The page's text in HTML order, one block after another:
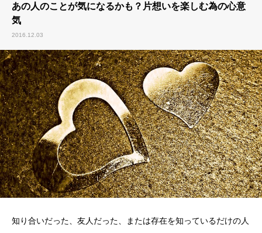
あの人のことが気になるかも？片想いを楽しむ為の心意
気
2016.12.03
知り合いだった、友人だった、または存在を知っているだけの人